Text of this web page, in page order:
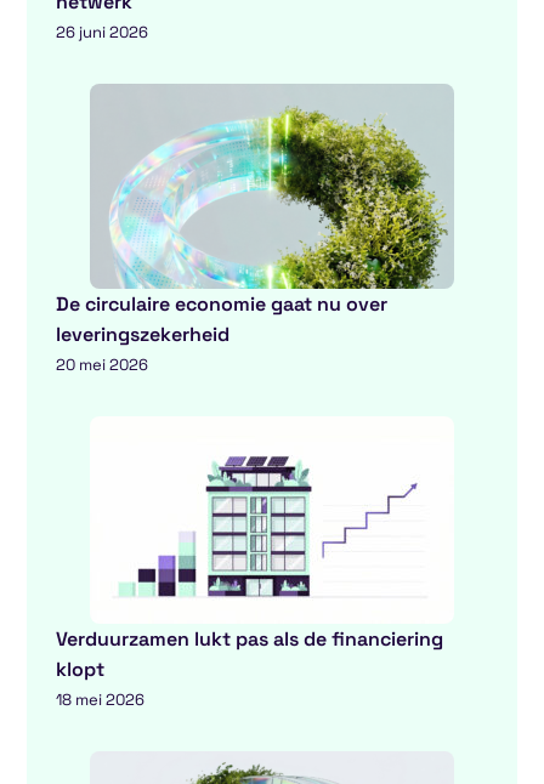
26 juni 2026
De circulaire economie gaat nu over
leveringszekerheid
20 mei 2026
Verduurzamen lukt pas als de financiering
klopt
18 mei 2026